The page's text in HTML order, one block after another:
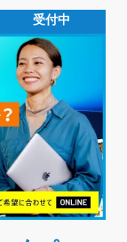
受付中